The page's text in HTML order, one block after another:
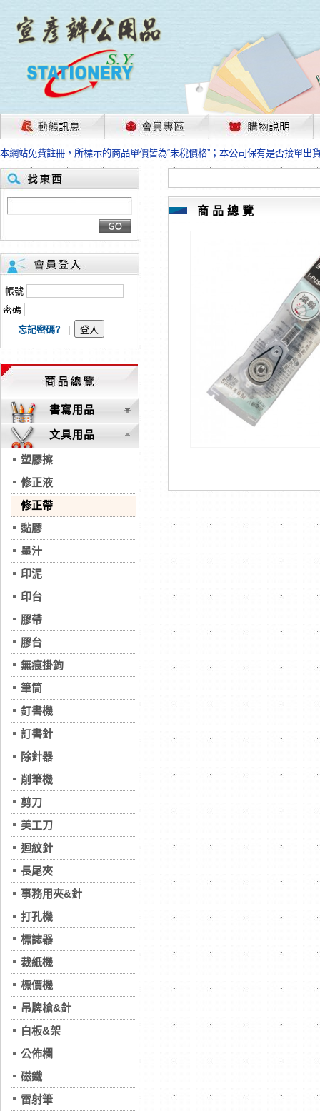
茲因國際情勢變化石油及塑化原物料波動漲幅甚大，部份上游供應商已採取
本網站免費註冊，所標示的商品單價皆為“未稅價格”；本公司保有是否接單出
HP、EPSON、CANON原廠耗材價格浮動，下單前請先跟客服人員確認最新
本網站免費註冊，所標示的商品單價皆為“未稅價格”；本公司保有是否接單出
匯款客戶請注意！因商品繁複來不及發現短缺，遂待客服人員跟您確認訂單
本網站免費註冊，所標示的商品單價皆為“未稅價格”；本公司保有是否接單出
茲因國際情勢變化石油及塑化原物料波動漲幅甚大，部份上游供應商已採取
本網站免費註冊，所標示的商品單價皆為“未稅價格”；本公司保有是否接單出
HP、EPSON、CANON原廠耗材價格浮動，下單前請先跟客服人員確認最新
本網站免費註冊，所標示的商品單價皆為“未稅價格”；本公司保有是否接單出
匯款客戶請注意！因商品繁複來不及發現短缺，遂待客服人員跟您確認訂單
本網站免費註冊，所標示的商品單價皆為“未稅價格”；本公司保有是否接單出
帳號
密碼
忘記密碼?
書寫用品
文具用品
塑膠擦
修正液
修正帶
黏膠
墨汁
印泥
印台
膠帶
膠台
無痕掛鉤
筆筒
釘書機
訂書針
除針器
削筆機
剪刀
美工刀
迴紋針
長尾夾
事務用夾&針
打孔機
標誌器
裁紙機
標價機
吊牌槍&針
白板&架
公佈欄
磁鐵
雷射筆
商品總覽